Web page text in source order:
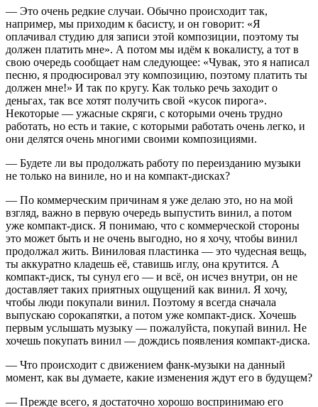
— Это очень редкие случаи. Обычно происходит так,
например, мы приходим к басисту, и он говорит: «Я
оплачивал студию для записи этой композиции, поэтому ты
должен платить мне». А потом мы идём к вокалисту, а тот в
свою очередь сообщает нам следующее: «Чувак, это я написал
песню, я продюсировал эту композицию, поэтому платить ты
должен мне!» И так по кругу. Как только речь заходит о
деньгах, так все хотят получить свой «кусок пирога».
Некоторые — ужасные скряги, с которыми очень трудно
работать, но есть и такие, с которыми работать очень легко, и
они делятся очень многими своими композициями.
— Будете ли вы продолжать работу по переизданию музыки
не только на виниле, но и на компакт-дисках?
— По коммерческим причинам я уже делаю это, но на мой
взгляд, важно в первую очередь выпустить винил, а потом
уже компакт-диск. Я понимаю, что с коммерческой стороны
это может быть и не очень выгодно, но я хочу, чтобы винил
продолжал жить. Виниловая пластинка — это чудесная вещь,
ты аккуратно кладешь её, ставишь иглу, она крутится. А
компакт-диск, ты сунул его — и всё, он исчез внутри, он не
доставляет таких приятных ощущений как винил. Я хочу,
чтобы люди покупали винил. Поэтому я всегда сначала
выпускаю сорокапятки, а потом уже компакт-диск. Хочешь
первым услышать музыку — пожалуйста, покупай винил. Не
хочешь покупать винил — дождись появления компакт-диска.
— Что происходит с движением фанк-музыки на данный
момент, как вы думаете, какие изменения ждут его в будущем?
— Прежде всего, я достаточно хорошо воспринимаю его